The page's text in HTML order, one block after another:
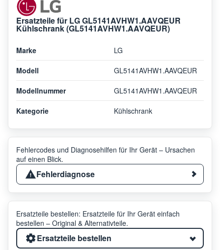
Ersatzteile für LG GL5141AVHW1.AAVQEUR
Kühlschrank (GL5141AVHW1.AAVQEUR)
Marke LG
Modell GL5141AVHW1.AAVQEUR
Modellnummer GL5141AVHW1.AAVQEUR
Kategorie Kühlschrank
Fehlercodes und Diagnosehilfen für Ihr Gerät – Ursachen
auf einen Blick.
Fehlerdiagnose
Ersatzteile bestellen: Ersatzteile für Ihr Gerät einfach
bestellen – Original & Alternativteile.
Ersatzteile bestellen